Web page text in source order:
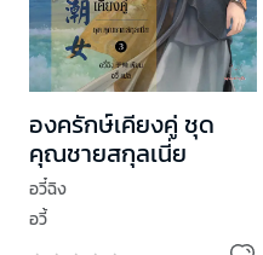
องครักษ์เคียงคู่ ชุด
คุณชายสกุลเนี่ย
อวี๋ฉิง
อวี้